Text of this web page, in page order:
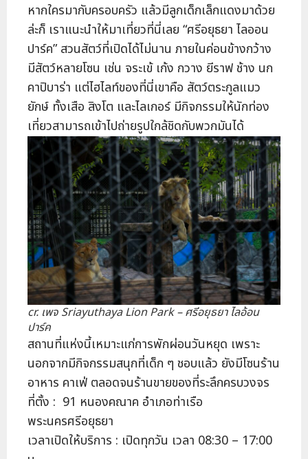
หากใครมากับครอบครัว แล้วมีลูกเด็กเล็กแดงมาด้วย
ล่ะก็ เราแนะนำให้มาเที่ยวที่นี่เลย “ศรีอยุธยา ไลออน
ปาร์ค” สวนสัตว์ที่เปิดได้ไม่นาน ภายในค่อนข้างกว้าง
มีสัตว์หลายโซน เช่น จระเข้ เก้ง กวาง ยีราฟ ช้าง นก
คาปิบาร่า แต่ไฮไลท์ของที่นี่เขาคือ สัตว์ตระกูลแมว
ยักษ์ ทั้งเสือ สิงโต และไลเกอร์ มีกิจกรรมให้นักท่อง
เที่ยวสามารถเข้าไปถ่ายรูปใกล้ชิดกับพวกมันได้
cr. เพจ Sriayuthaya Lion Park – ศรีอยุธยา ไลอ้อน
ปาร์ค
สถานที่แห่งนี้เหมาะแก่การพักผ่อนวันหยุด เพราะ
นอกจากมีกิจกรรมสนุกที่เด็ก ๆ ชอบแล้ว ยังมีโซนร้าน
อาหาร คาเฟ่ ตลอดจนร้านขายของที่ระลึกครบวงจร
ที่ตั้ง : 91 หนองคณาค อำเภอท่าเรือ
พระนครศรีอยุธยา
เวลาเปิดให้บริการ : เปิดทุกวัน เวลา 08:30 – 17:00